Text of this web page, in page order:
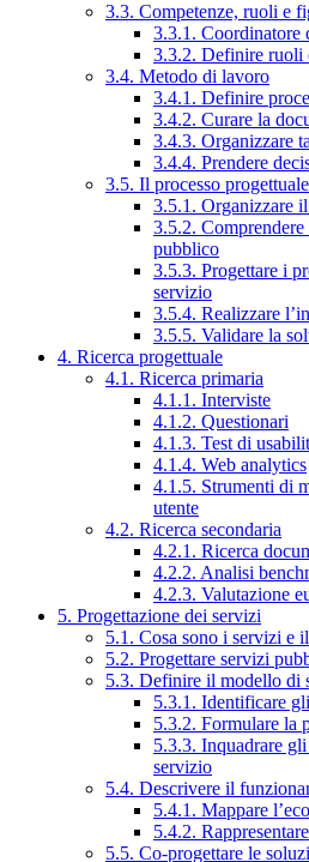
3.3. Competenze, ruoli e
3.3.1. Coordinatore
3.3.2. Definire ruoli
3.4. Metodo di lavoro
3.4.1. Definire
3.4.2. Curare la
3.4.3. Organizzare
3.4.4. Prendere
3.5. Il processo progettuale
3.5.1. Organizzare
3.5.2.
pubblico
3.5.3. Progettare i
servizio
3.5.4. Realizzare
3.5.5. Validare la
4. Ricerca progettuale
4.1. Ricerca primaria
4.1.1. Interviste
4.1.2. Questionari
4.1.3. Test di
4.1.4. Web analytics
4.1.5. Strumenti di
utente
4.2. Ricerca secondaria
4.2.1. Ricerca
4.2.2. Analisi
4.2.3. Valutazione
5. Progettazione dei servizi
5.1. Cosa sono i servizi e
5.2. Progettare servizi
5.3. Definire il modello di
5.3.1. Identificare
5.3.2. Formulare la
5.3.3. Inquadrare
servizio
5.4. Descrivere il
5.4.1. Mappare
5.4.2.
5.5. Co-progettare le